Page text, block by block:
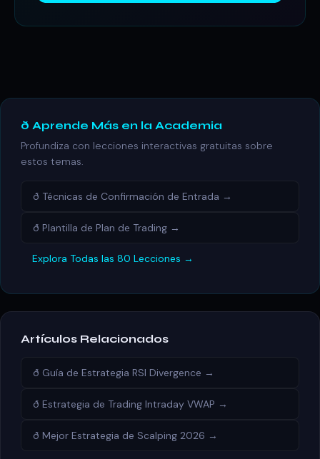
ð Aprende Más en la Academia
Profundiza con lecciones interactivas gratuitas sobre
estos temas.
ð Técnicas de Confirmación de Entrada →
ð Plantilla de Plan de Trading →
Explora Todas las 80 Lecciones →
Artículos Relacionados
ð Guía de Estrategia RSI Divergence →
ð Estrategia de Trading Intraday VWAP →
ð Mejor Estrategia de Scalping 2026 →